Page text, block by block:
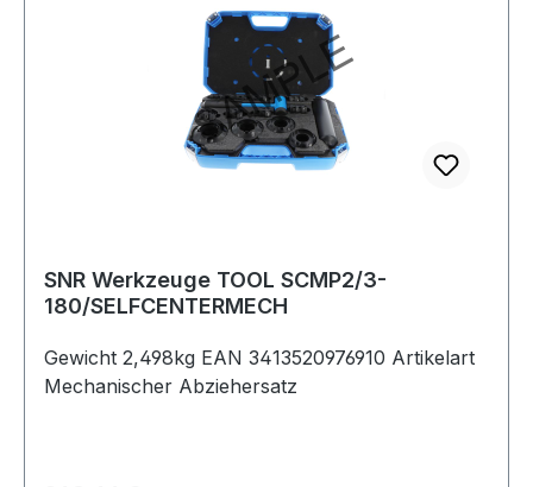
SNR Werkzeuge TOOL SCMP2/3-
180/SELFCENTERMECH
Gewicht 2,498kg EAN 3413520976910 Artikelart
Mechanischer Abziehersatz